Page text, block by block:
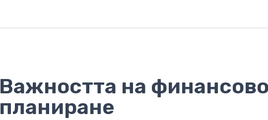
Важността на
планиране